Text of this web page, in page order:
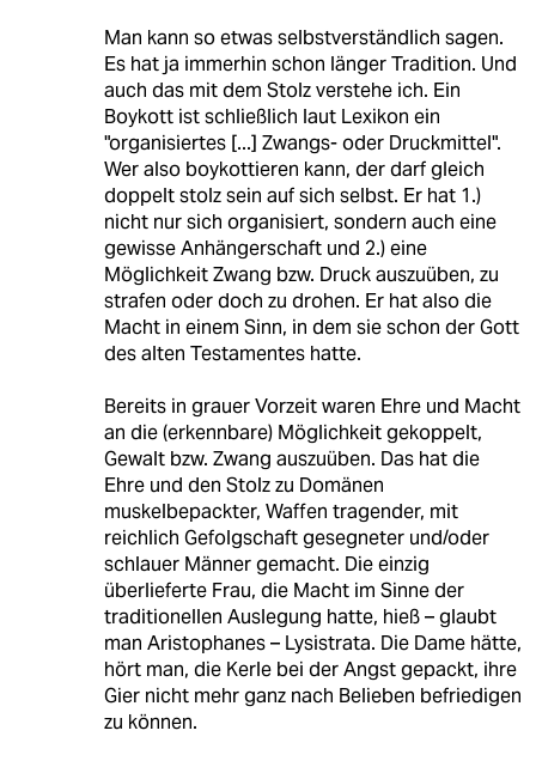
Man kann so etwas selbstverständlich sagen.
Es hat ja immerhin schon länger Tradition. Und
auch das mit dem Stolz verstehe ich. Ein
Boykott ist schließlich laut Lexikon ein
"organisiertes [...] Zwangs- oder Druckmittel".
Wer also boykottieren kann, der darf gleich
doppelt stolz sein auf sich selbst. Er hat 1.)
nicht nur sich organisiert, sondern auch eine
gewisse Anhängerschaft und 2.) eine
Möglichkeit Zwang bzw. Druck auszuüben, zu
strafen oder doch zu drohen. Er hat also die
Macht in einem Sinn, in dem sie schon der Gott
des alten Testamentes hatte.
Bereits in grauer Vorzeit waren Ehre und Macht
an die (erkennbare) Möglichkeit gekoppelt,
Gewalt bzw. Zwang auszuüben. Das hat die
Ehre und den Stolz zu Domänen
muskelbepackter, Waffen tragender, mit
reichlich Gefolgschaft gesegneter und/oder
schlauer Männer gemacht. Die einzig
überlieferte Frau, die Macht im Sinne der
traditionellen Auslegung hatte, hieß – glaubt
man Aristophanes – Lysistrata. Die Dame hätte,
hört man, die Kerle bei der Angst gepackt, ihre
Gier nicht mehr ganz nach Belieben befriedigen
zu können.